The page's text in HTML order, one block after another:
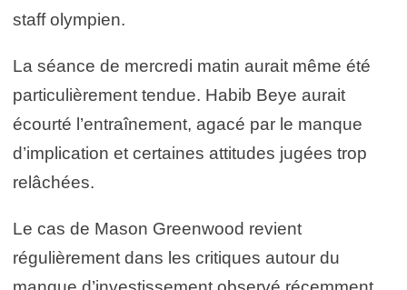
staff olympien.
La séance de mercredi matin aurait même été
particulièrement tendue. Habib Beye aurait
écourté l’entraînement, agacé par le manque
d’implication et certaines attitudes jugées trop
relâchées.
Le cas de Mason Greenwood revient
régulièrement dans les critiques autour du